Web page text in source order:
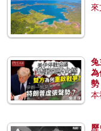
來
兔
為
勢
本